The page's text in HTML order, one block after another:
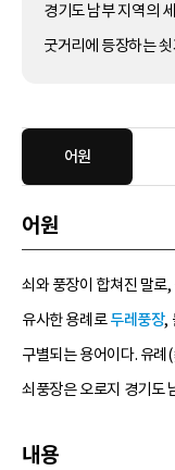
경기도 남부 지역의
굿거리에 등장하는
어원
어원
쇠와 풍장이 합쳐진 말로
유사한 용례로두레풍장,
구별되는 용어이다. 유
쇠풍장은 오로지 경기도
내용